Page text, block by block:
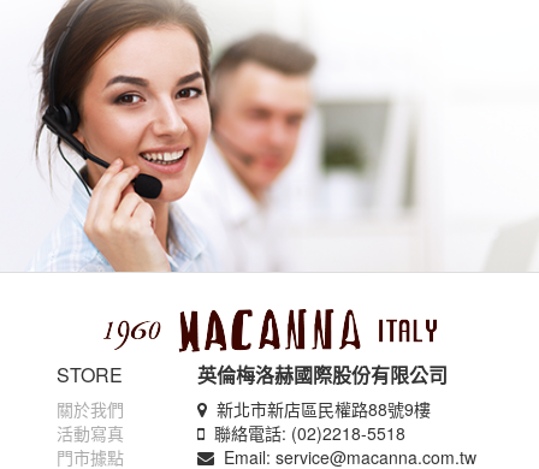
STORE
關於我們
活動寫真
門市據點
英倫梅洛赫國際股份有限公司
新北市新店區民權路88號9樓
聯絡電話: (02)2218-5518
Email: service@macanna.com.tw